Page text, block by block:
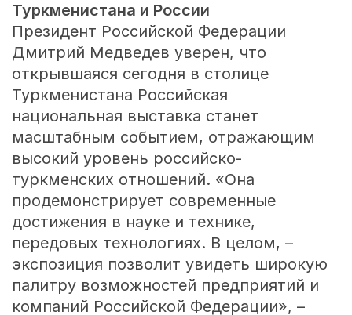
Туркменистана и России
Президент Российской Федерации
Дмитрий Медведев уверен, что
открывшаяся сегодня в столице
Туркменистана Российская
национальная выставка станет
масштабным событием, отражающим
высокий уровень российско-
туркменских отношений. «Она
продемонстрирует современные
достижения в науке и технике,
передовых технологиях. В целом, –
экспозиция позволит увидеть широкую
палитру возможностей предприятий и
компаний Российской Федерации», –